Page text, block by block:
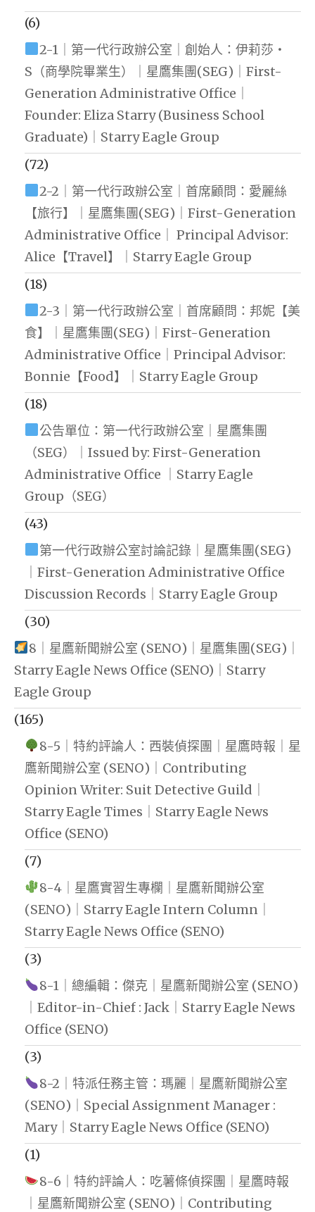
(6)
2-1｜第一代行政辦公室｜創始人：伊莉莎・
S（商學院畢業生）｜星鷹集團(SEG)｜First-
Generation Administrative Office｜
Founder: Eliza Starry (Business School
Graduate)｜Starry Eagle Group
(72)
2-2｜第一代行政辦公室｜首席顧問：愛麗絲
【旅行】｜星鷹集團(SEG)｜First-Generation
Administrative Office｜ Principal Advisor:
Alice【Travel】｜Starry Eagle Group
(18)
2-3｜第一代行政辦公室｜首席顧問：邦妮【美
食】｜星鷹集團(SEG)｜First-Generation
Administrative Office｜Principal Advisor:
Bonnie【Food】｜Starry Eagle Group
(18)
公告單位：第一代行政辦公室｜星鷹集團
（SEG）｜Issued by: First-Generation
Administrative Office ｜Starry Eagle
Group（SEG）
(43)
第一代行政辦公室討論記錄｜星鷹集團(SEG)
｜First-Generation Administrative Office
Discussion Records｜Starry Eagle Group
(30)
8｜星鷹新聞辦公室 (SENO)｜星鷹集團(SEG)｜
Starry Eagle News Office (SENO)｜Starry
Eagle Group
(165)
8-5｜特約評論人：西裝偵探團｜星鷹時報｜星
鷹新聞辦公室 (SENO)｜Contributing
Opinion Writer: Suit Detective Guild｜
Starry Eagle Times｜Starry Eagle News
Office (SENO)
(7)
8-4｜星鷹實習生專欄｜星鷹新聞辦公室
(SENO)｜Starry Eagle Intern Column｜
Starry Eagle News Office (SENO)
(3)
8-1｜總編輯：傑克｜星鷹新聞辦公室 (SENO)
｜Editor-in-Chief : Jack｜Starry Eagle News
Office (SENO)
(3)
8-2｜特派任務主管：瑪麗｜星鷹新聞辦公室
(SENO)｜Special Assignment Manager :
Mary｜Starry Eagle News Office (SENO)
(1)
8-6｜特約評論人：吃薯條偵探團｜星鷹時報
｜星鷹新聞辦公室 (SENO)｜Contributing